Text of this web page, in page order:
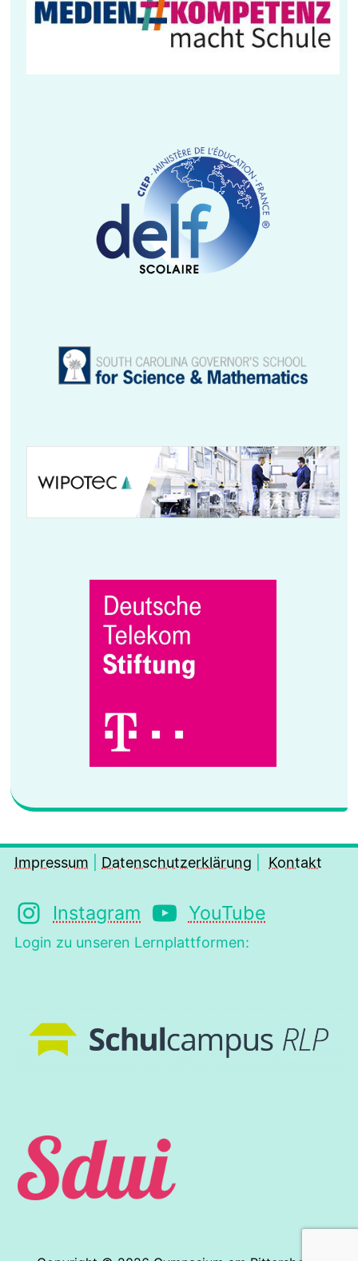
Impressum Datenschutzerklärung Kontakt
Instagram YouTube
Login zu unseren Lernplattformen: